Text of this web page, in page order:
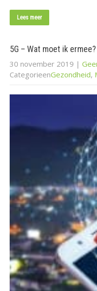
Lees meer
5G – Wat moet ik ermee?
30 november 2019 |
CategorieenGezondheid,